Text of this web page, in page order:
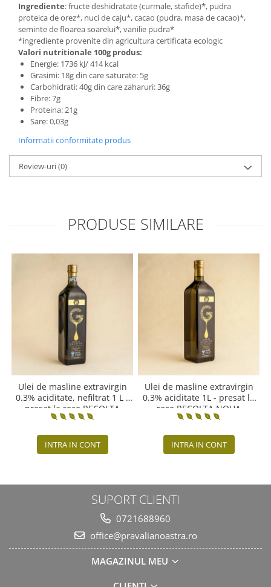
Ingrediente: fructe deshidratate (curmale, stafide)*, pudra
proteica de orez*, nuci de caju*, cacao (pudra, masa de cacao)*,
seminte de floarea soarelui*, vanilie pudra*
*ingrediente provenite din agricultura certificata ecologic
Valori nutritionale 100g produs:
Energie: 1736 kJ/ 414 kcal
Grasimi: 18g din care saturate: 5g
Carbohidrati: 40g din care zaharuri: 36g
Fibre: 7g
Proteina: 21g
Sare: 0,03g
Informatii conformitate produs
Review-uri(0)
PRODUSE SIMILARE
Ulei de masline extravirgin
0.3% aciditate, nefiltrat 1 L -
presat la rece RECOLTA
NOUA
INTRA IN CONT
Ulei de masline extravirgin
0.3% aciditate 1L - presat la
rece RECOLTA NOUA
INTRA IN CONT
SUPORT CLIENTI
0721688960
office@pravalianoastra.ro
MAGAZINUL MEU